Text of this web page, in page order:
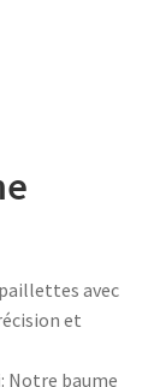
avec
et
: Notre baume